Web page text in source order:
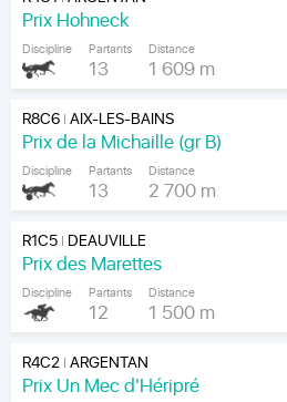
Prix Hohneck
Discipline Partants
13
Distance
1 609 m
R8C6|AIX-LES-BAINS
Prix de la Michaille (gr B)
Discipline Partants
13
Distance
2 700 m
R1C5| DEAUVILLE
Prix des Marettes
Discipline Partants
12
Distance
1 500 m
R4C2|ARGENTAN
Prix Un Mec d'Héripré